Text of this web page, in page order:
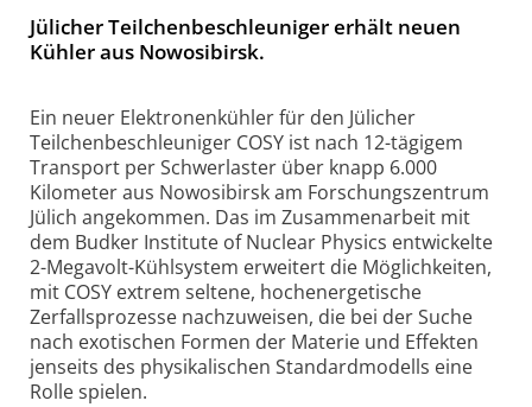
Jülicher Teilchenbeschleuniger erhält neuen
Kühler aus Nowosibirsk.
Ein neuer Elektronenkühler für den Jülicher
Teilchenbeschleuniger COSY ist nach 12-tägigem
Transport per Schwerlaster über knapp 6.000
Kilometer aus Nowosibirsk am Forschungszentrum
Jülich angekommen. Das im Zusammenarbeit mit
dem Budker Institute of Nuclear Physics entwickelte
2-Megavolt-Kühlsystem erweitert die Möglichkeiten,
mit COSY extrem seltene, hochenergetische
Zerfallsprozesse nachzuweisen, die bei der Suche
nach exotischen Formen der Materie und Effekten
jenseits des physikalischen Standardmodells eine
Rolle spielen.